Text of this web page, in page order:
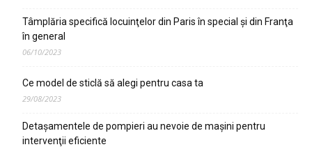
Tâmplăria specifică locuinţelor din Paris în special şi din Franţa
în general
06/10/2023
Ce model de sticlă să alegi pentru casa ta
29/08/2023
Detaşamentele de pompieri au nevoie de maşini pentru
intervenţii eficiente